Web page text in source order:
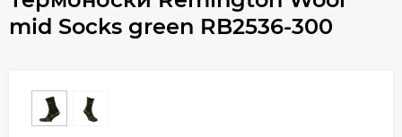
mid Socks green RB2536-300